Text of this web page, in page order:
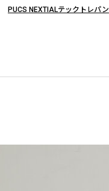
PUCS NEXTIALテックトレパン